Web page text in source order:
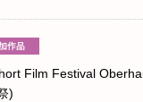
Film Festival
)